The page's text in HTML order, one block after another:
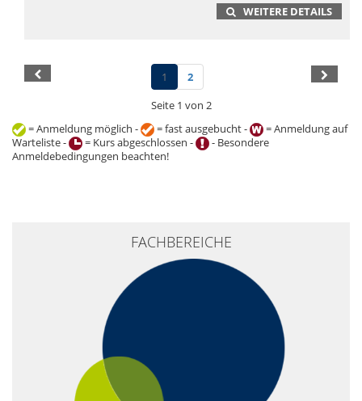
WEITERE DETAILS
1
2
Seite 1 von 2
= Anmeldung möglich -
= fast ausgebucht -
= Anmeldung auf
Warteliste -
= Kurs abgeschlossen -
- Besondere
Anmeldebedingungen beachten!
FACHBEREICHE